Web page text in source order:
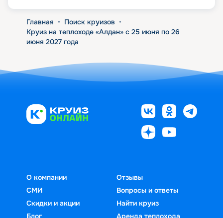
Главная • Поиск круизов •
Круиз на теплоходе «Алдан» с 25 июня по 26
июня 2027 года
О компании
СМИ
Скидки и акции
Блог
Отзывы
Вопросы и ответы
Найти круиз
Аренда теплохода